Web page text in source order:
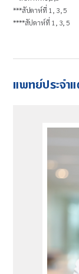
***สัปดาห์ที่ 1, 3, 5
****สัปดาห์ที่ 1, 3, 5
แพทย์ประจำ